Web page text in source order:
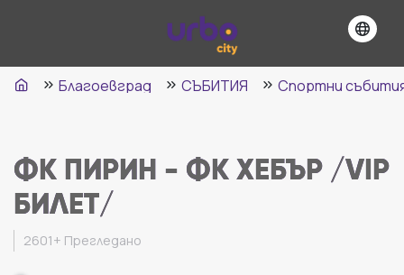
Благоевград СЪБИТИЯ Спортни
ФК ПИРИН - ФК ХЕБЪР /VIP
БИЛЕТ/
2601+ Прегледано